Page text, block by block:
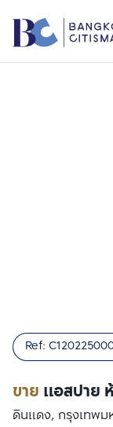
ขาย แอสปาย
Ref:
ดินแดง, กรุงเทพม